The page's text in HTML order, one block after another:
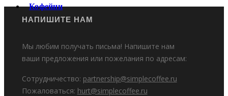
Кофейни
НАПИШИТЕ НАМ
Мы любим получать письма! Напишите нам
ваши предложения или пожелания по адресам:
Сотрудничество: partnership@simplecoffee.ru
Пожаловаться: hurt@simplecoffee.ru